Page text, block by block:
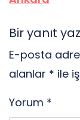
Bir yanıt
E-posta
alanlar * ile
Yorum *